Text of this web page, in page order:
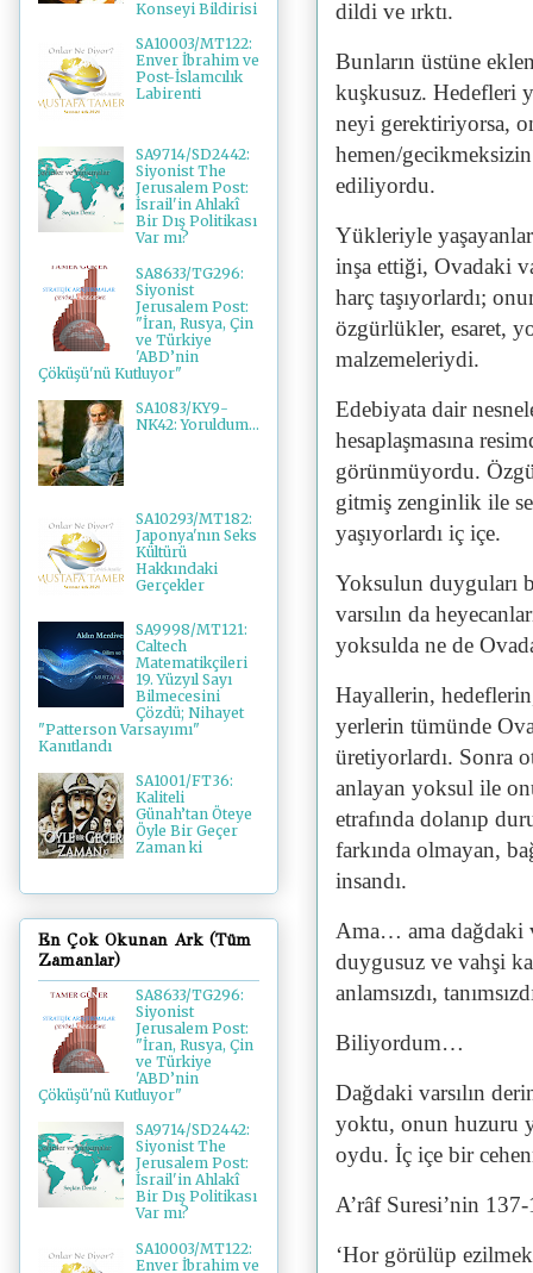
dildi ve ırktı.
Bunların üstüne
kuşkusuz. Hedefleri
neyi gerektiriyorsa,
hemen/
ediliyordu.
Yükleriyle
inşa ettiği, Ovadaki
harç taşıyorlardı;
özgürlükler, esaret,
malzemeleriydi.
Edebiyata dair
hesaplaşmasına
görünmüyordu.
gitmiş zenginlik ile
yaşıyorlardı iç içe.
Yoksulun duyguları
varsılın da
yoksulda ne de
Hayallerin,
yerlerin tümünde
üretiyorlardı. Sonra
anlayan yoksul ile
etrafında dolanıp
farkında olmayan,
insandı.
Ama… ama dağdaki
duygusuz ve vahşi
anlamsızdı,
Biliyordum…
Dağdaki varsılın
yoktu, onun huzuru
oydu. İç içe bir
A’râf Suresi’nin
‘Hor görülüp
Konseyi Bildirisi
SA10003/MT122:
Enver İbrahim ve
Post-İslamcılık
Labirenti
SA9714/SD2442:
Siyonist The
Jerusalem Post:
İsrail'in Ahlakî
Bir Dış Politikası
Var mı?
SA8633/TG296:
Siyonist
Jerusalem Post:
"İran, Rusya, Çin
ve Türkiye
'ABD’nin
Çöküşü'nü Kutluyor"
SA1083/KY9-
NK42: Yoruldum...
SA10293/MT182:
Japonya'nın Seks
Kültürü
Hakkındaki
Gerçekler
SA9998/MT121:
Caltech
Matematikçileri
19. Yüzyıl Sayı
Bilmecesini
Çözdü; Nihayet
"Patterson Varsayımı"
Kanıtlandı
SA1001/FT36:
Kaliteli
Günah’tan Öteye
Öyle Bir Geçer
Zaman ki
En Çok Okunan Ark (Tüm
Zamanlar)
SA8633/TG296:
Siyonist
Jerusalem Post:
"İran, Rusya, Çin
ve Türkiye
'ABD’nin
Çöküşü'nü Kutluyor"
SA9714/SD2442:
Siyonist The
Jerusalem Post:
İsrail'in Ahlakî
Bir Dış Politikası
Var mı?
SA10003/MT122:
Enver İbrahim ve